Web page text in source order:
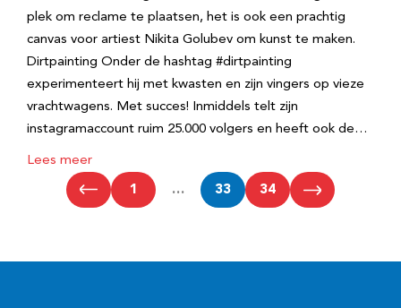
plek om reclame te plaatsen, het is ook een prachtig
canvas voor artiest Nikita Golubev om kunst te maken.
Dirtpainting Onder de hashtag #dirtpainting
experimenteert hij met kwasten en zijn vingers op vieze
vrachtwagens. Met succes! Inmiddels telt zijn
instagramaccount ruim 25.000 volgers en heeft ook de…
Lees meer
1 … 33 34